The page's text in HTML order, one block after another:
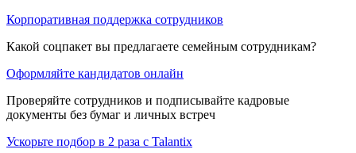
Корпоративная поддержка сотрудников
Какой соцпакет вы предлагаете семейным сотрудникам?
Оформляйте кандидатов онлайн
Проверяйте сотрудников и подписывайте кадровые
документы без бумаг и личных встреч
Ускорьте подбор в 2 раза с Talantix